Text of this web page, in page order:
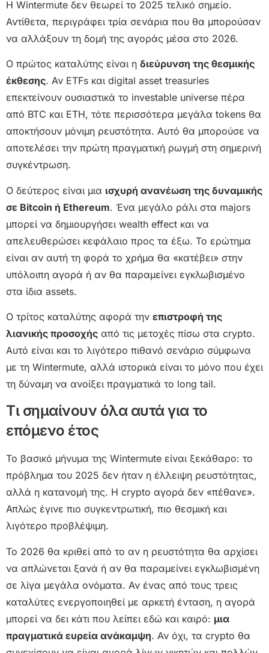
Η Wintermute δεν θεωρεί το 2025 τελικό σημείο.
Αντίθετα, περιγράφει τρία σενάρια που θα μπορούσαν
να αλλάξουν τη δομή της αγοράς μέσα στο 2026.
Ο πρώτος καταλύτης είναι η διεύρυνση της θεσμικής
έκθεσης. Αν ETFs και digital asset treasuries
επεκτείνουν ουσιαστικά το investable universe πέρα
από BTC και ETH, τότε περισσότερα μεγάλα tokens θα
αποκτήσουν μόνιμη ρευστότητα. Αυτό θα μπορούσε να
αποτελέσει την πρώτη πραγματική ρωγμή στη σημερινή
συγκέντρωση.
Ο δεύτερος είναι μια ισχυρή ανανέωση της δυναμικής
σε Bitcoin ή Ethereum. Ένα μεγάλο ράλι στα majors
μπορεί να δημιουργήσει wealth effect και να
απελευθερώσει κεφάλαιο προς τα έξω. Το ερώτημα
είναι αν αυτή τη φορά το χρήμα θα «κατέβει» στην
υπόλοιπη αγορά ή αν θα παραμείνει εγκλωβισμένο
στα ίδια assets.
Ο τρίτος καταλύτης αφορά την επιστροφή της
λιανικής προσοχής από τις μετοχές πίσω στα crypto.
Αυτό είναι και το λιγότερο πιθανό σενάριο σύμφωνα
με τη Wintermute, αλλά ιστορικά είναι το μόνο που έχει
τη δύναμη να ανοίξει πραγματικά το long tail.
Τι σημαίνουν όλα αυτά για το
επόμενο έτος
Το βασικό μήνυμα της Wintermute είναι ξεκάθαρο: το
πρόβλημα του 2025 δεν ήταν η έλλειψη ρευστότητας,
αλλά η κατανομή της. Η crypto αγορά δεν «πέθανε».
Απλώς έγινε πιο συγκεντρωτική, πιο θεσμική και
λιγότερο προβλέψιμη.
Το 2026 θα κριθεί από το αν η ρευστότητα θα αρχίσει
να απλώνεται ξανά ή αν θα παραμείνει εγκλωβισμένη
σε λίγα μεγάλα ονόματα. Αν ένας από τους τρεις
καταλύτες ενεργοποιηθεί με αρκετή ένταση, η αγορά
μπορεί να δει κάτι που λείπει εδώ και καιρό: μια
πραγματικά ευρεία ανάκαμψη. Αν όχι, τα crypto θα